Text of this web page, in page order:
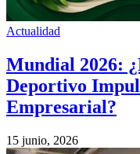
Actualidad
Mundial 2026:
Deportivo
Empresarial?
15 junio, 2026